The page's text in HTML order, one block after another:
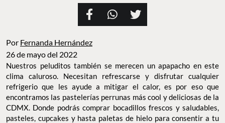
Por Fernanda Hernández
26 de mayo del 2022
Nuestros peluditos también se merecen un apapacho en este
clima caluroso. Necesitan refrescarse y disfrutar cualquier
refrigerio que les ayude a mitigar el calor, es por eso que
encontramos las pastelerías perrunas más cool y deliciosas de la
CDMX. Donde podrás comprar bocadillos frescos y saludables,
pasteles, cupcakes y hasta paletas de hielo para consentir a tu